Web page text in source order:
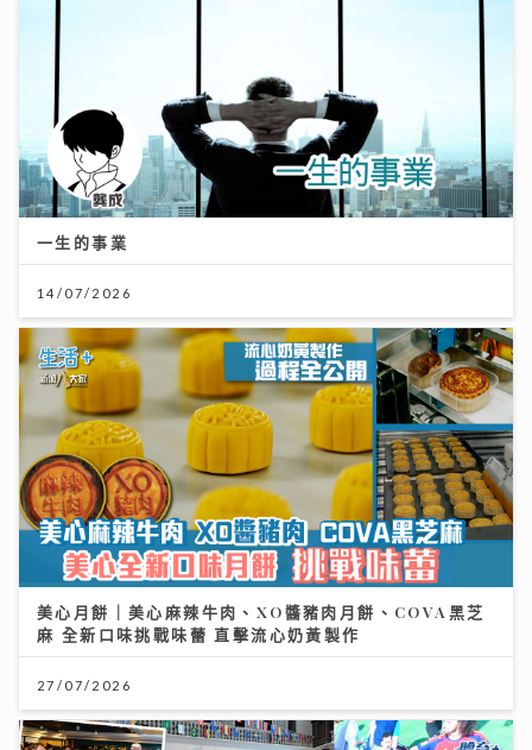
一生的事業
14/07/2026
美心月餅｜美心麻辣牛肉、XO醬豬肉月餅、COVA黑芝
麻 全新口味挑戰味蕾 直擊流心奶黃製作
27/07/2026